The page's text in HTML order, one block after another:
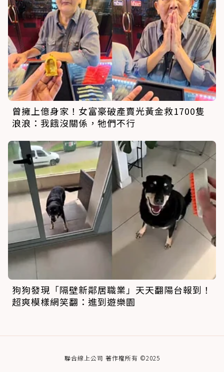
曾擁上億身家！女富豪破產賣光黃金救1700隻
浪浪：我餓沒關係，牠們不行
狗狗發現「隔壁新鄰居職業」天天翻陽台報到！
超爽模樣網笑翻：進到遊樂園
聯合線上公司 著作權所有 ©2025